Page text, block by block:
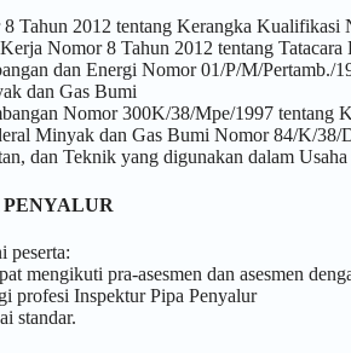
Tahun 2012 tentang Kerangka Kualifikasi
Nomor 8 Tahun 2012 tentang
dan Energi Nomor 01/P/M/
dan Gas Bumi
Nomor 300K/38/Mpe/1997 tentang
Minyak dan Gas Bumi Nomor 84/K/38/
dan Teknik yang digunakan dalam
peserta:
mengikuti pra-asesmen dan asesmen
profesi Inspektur Pipa Penyalur
standar.